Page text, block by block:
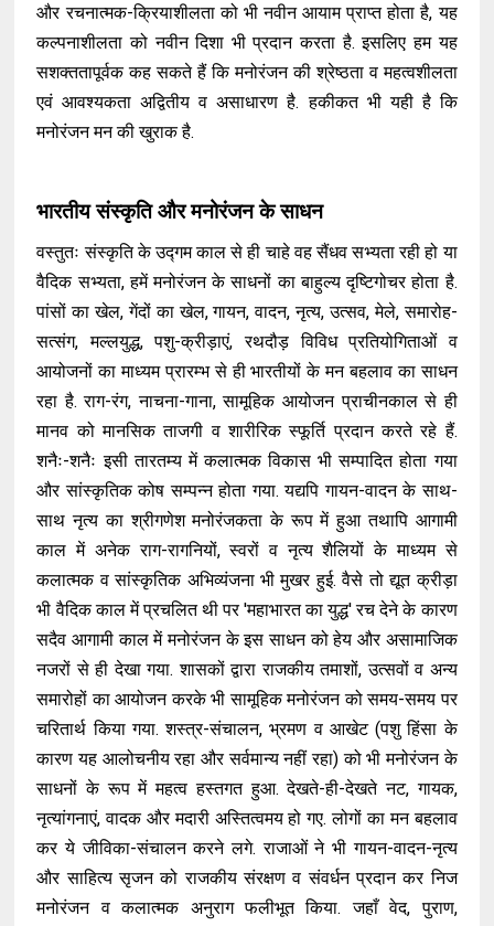
और रचनात्मक-क्रियाशीलता को भी नवीन आयाम प्राप्त होता है, यह
कल्पनाशीलता को नवीन दिशा भी प्रदान करता है. इसलिए हम यह
सशक्ततापूर्वक कह सकते हैं कि मनोरंजन की श्रेष्ठता व महत्वशीलता
एवं आवश्यकता अद्वितीय व असाधारण है. हकीकत भी यही है कि
मनोरंजन मन की खुराक है.
भारतीय संस्कृति और मनोरंजन के साधन
वस्तुतः संस्कृति के उद्गम काल से ही चाहे वह सैंधव सभ्यता रही हो या
वैदिक सभ्यता, हमें मनोरंजन के साधनों का बाहुल्य दृष्टिगोचर होता है.
पांसों का खेल, गेंदों का खेल, गायन, वादन, नृत्य, उत्सव, मेले, समारोह-
सत्संग, मल्लयुद्ध, पशु-क्रीड़ाएं, रथदौड़ विविध प्रतियोगिताओं व
आयोजनों का माध्यम प्रारम्भ से ही भारतीयों के मन बहलाव का साधन
रहा है. राग-रंग, नाचना-गाना, सामूहिक आयोजन प्राचीनकाल से ही
मानव को मानसिक ताजगी व शारीरिक स्फूर्ति प्रदान करते रहे हैं.
शनैः-शनैः इसी तारतम्य में कलात्मक विकास भी सम्पादित होता गया
और सांस्कृतिक कोष सम्पन्न होता गया. यद्यपि गायन-वादन के साथ-
साथ नृत्य का श्रीगणेश मनोरंजकता के रूप में हुआ तथापि आगामी
काल में अनेक राग-रागनियों, स्वरों व नृत्य शैलियों के माध्यम से
कलात्मक व सांस्कृतिक अभिव्यंजना भी मुखर हुई. वैसे तो द्यूत क्रीड़ा
भी वैदिक काल में प्रचलित थी पर 'महाभारत का युद्ध' रच देने के कारण
सदैव आगामी काल में मनोरंजन के इस साधन को हेय और असामाजिक
नजरों से ही देखा गया. शासकों द्वारा राजकीय तमाशों, उत्सवों व अन्य
समारोहों का आयोजन करके भी सामूहिक मनोरंजन को समय-समय पर
चरितार्थ किया गया. शस्त्र-संचालन, भ्रमण व आखेट (पशु हिंसा के
कारण यह आलोचनीय रहा और सर्वमान्य नहीं रहा) को भी मनोरंजन के
साधनों के रूप में महत्व हस्तगत हुआ. देखते-ही-देखते नट, गायक,
नृत्यांगनाएं, वादक और मदारी अस्तित्वमय हो गए. लोगों का मन बहलाव
कर ये जीविका-संचालन करने लगे. राजाओं ने भी गायन-वादन-नृत्य
और साहित्य सृजन को राजकीय संरक्षण व संवर्धन प्रदान कर निज
मनोरंजन व कलात्मक अनुराग फलीभूत किया. जहाँ वेद, पुराण,